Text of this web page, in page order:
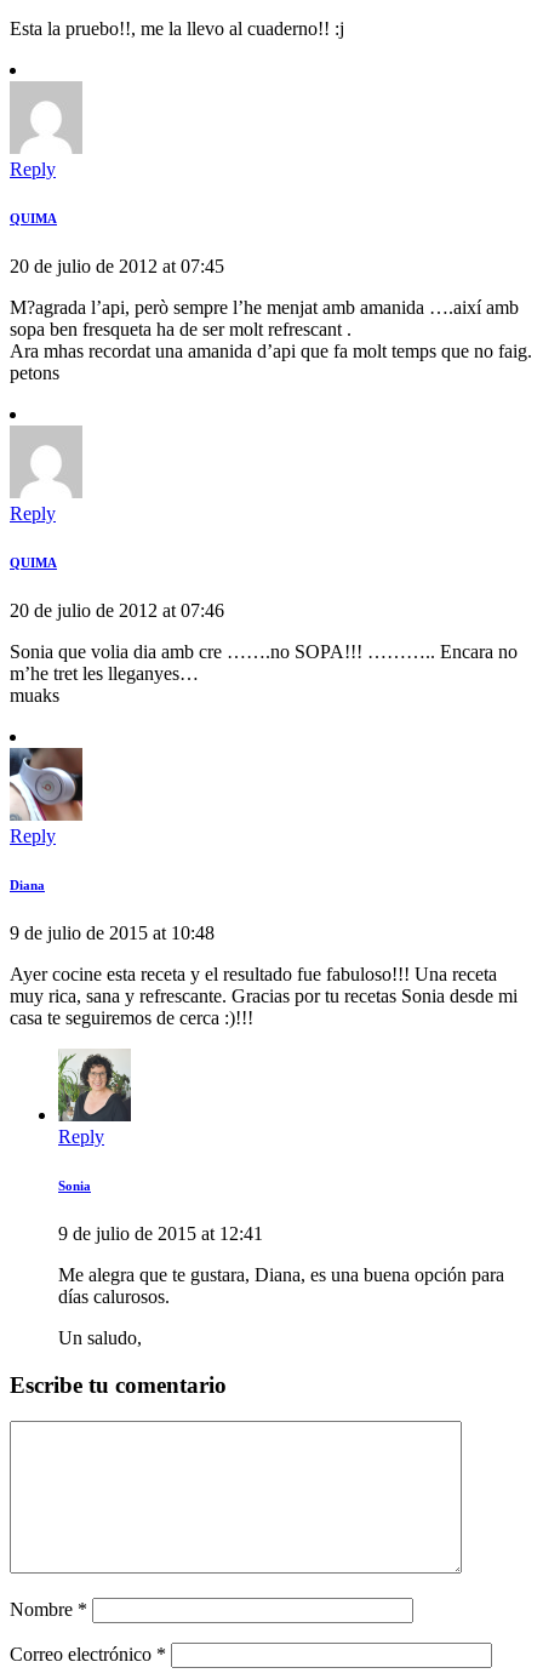
Esta la pruebo!!, me la llevo al cuaderno!! :j
Reply
QUIMA
20 de julio de 2012 at 07:45
M?agrada l’api, però sempre l’he menjat amb amanida ….així amb
sopa ben fresqueta ha de ser molt refrescant .
Ara mhas recordat una amanida d’api que fa molt temps que no faig.
petons
Reply
QUIMA
20 de julio de 2012 at 07:46
Sonia que volia dia amb cre …….no SOPA!!! ……….. Encara no
m’he tret les lleganyes…
muaks
Reply
Diana
9 de julio de 2015 at 10:48
Ayer cocine esta receta y el resultado fue fabuloso!!! Una receta
muy rica, sana y refrescante. Gracias por tu recetas Sonia desde mi
casa te seguiremos de cerca :)!!!
Reply
Sonia
9 de julio de 2015 at 12:41
Me alegra que te gustara, Diana, es una buena opción para
días calurosos.
Un saludo,
Escribe tu comentario
Nombre *
Correo electrónico *